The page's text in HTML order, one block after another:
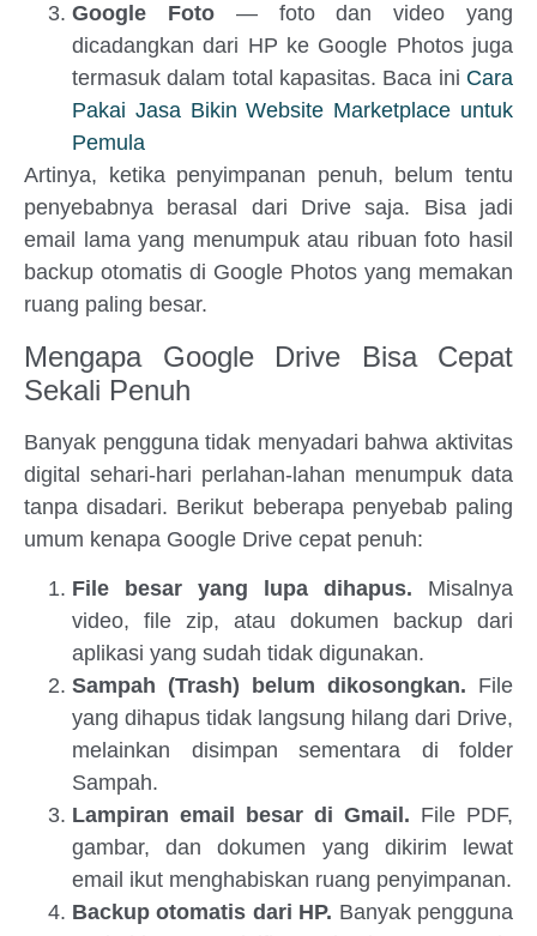
Google Foto— foto dan video yang
dicadangkan dari HP ke Google Photos juga
termasuk dalam total kapasitas. Baca ini Cara
Pakai Jasa Bikin Website Marketplace untuk
Pemula
Artinya, ketika penyimpanan penuh, belum tentu
penyebabnya berasal dari Drive saja. Bisa jadi
email lama yang menumpuk atau ribuan foto hasil
backup otomatis di Google Photos yang memakan
ruang paling besar.
Mengapa Google Drive Bisa Cepat
Sekali Penuh
Banyak pengguna tidak menyadari bahwa aktivitas
digital sehari-hari perlahan-lahan menumpuk data
tanpa disadari. Berikut beberapa penyebab paling
umum kenapa Google Drive cepat penuh:
File besar yang lupa dihapus. Misalnya
video, file zip, atau dokumen backup dari
aplikasi yang sudah tidak digunakan.
Sampah (Trash) belum dikosongkan. File
yang dihapus tidak langsung hilang dari Drive,
melainkan disimpan sementara di folder
Sampah.
Lampiran email besar di Gmail. File PDF,
gambar, dan dokumen yang dikirim lewat
email ikut menghabiskan ruang penyimpanan.
Backup otomatis dari HP. Banyak pengguna